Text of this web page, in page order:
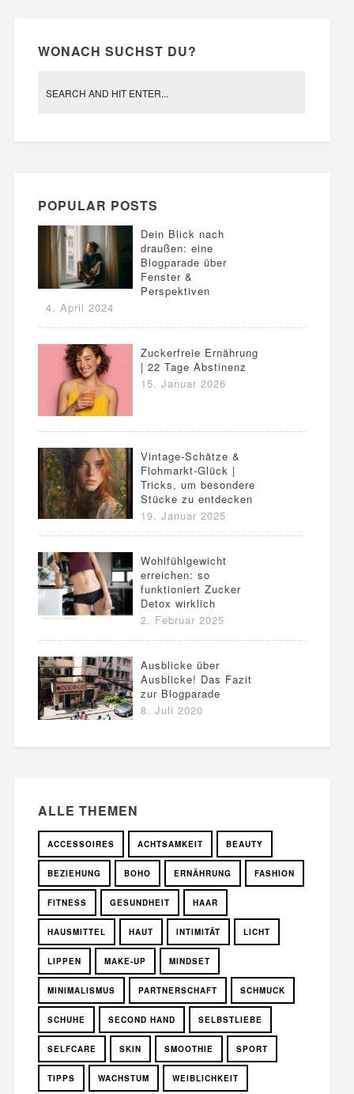
WONACH SUCHST DU?
POPULAR POSTS
Dein Blick nach
draußen: eine
Blogparade über
Fenster &
Perspektiven
4. April 2024
Zuckerfreie Ernährung
| 22 Tage Abstinenz
15. Januar 2026
Vintage-Schätze &
Flohmarkt-Glück |
Tricks, um besondere
Stücke zu entdecken
19. Januar 2025
Wohlfühlgewicht
erreichen: so
funktioniert Zucker
Detox wirklich
2. Februar 2025
Ausblicke über
Ausblicke! Das Fazit
zur Blogparade
8. Juli 2020
ALLE THEMEN
ACCESSOIRES ACHTSAMKEIT BEAUTY
BEZIEHUNG BOHO ERNÄHRUNG FASHION
FITNESS GESUNDHEIT HAAR
HAUSMITTEL HAUT INTIMITÄT LICHT
LIPPEN MAKE-UP MINDSET
MINIMALISMUS PARTNERSCHAFT SCHMUCK
SCHUHE SECOND HAND SELBSTLIEBE
SELFCARE SKIN SMOOTHIE SPORT
TIPPS WACHSTUM WEIBLICHKEIT